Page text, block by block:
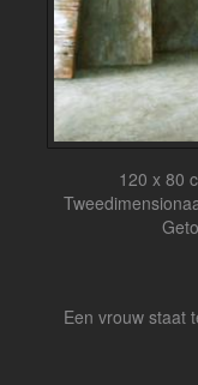
120 x 80
Een vrouw staat